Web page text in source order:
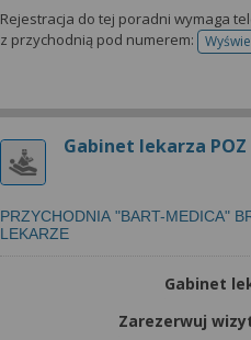
Rejestracja do tej poradni wymaga
z przychodnią pod numerem:
Gabinet lekarza POZ
PRZYCHODNIA "BART-MEDICA"
LEKARZE
Gabinet
Zarezerwuj